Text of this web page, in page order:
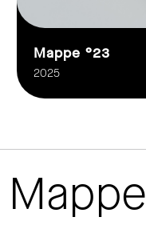
Mappe °23
2025
Mappe